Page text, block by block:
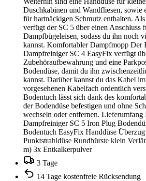
Duschkabinen und Wandfliesen, sowie
für hartnäckigen Schmutz enthalten. Als
verfügt der SC 5 über einen Anschluss
Dampfbügeleisen, sodass du ihn noch
kannst. Komfortabler Dampfmopp Der
Dampfreiniger SC 4 EasyFix verfügt
Zubehöraufbewahrung und eine
Bodendüse, damit du ihn
kannst. Darüber kannst du das Kabel
vorgesehenen Kabelfach ordentlich
Bodentuch lässt sich dank des
der Bodendüse befestigen und ohne
wechseln oder entfernen. Lieferumfang
Dampfreiniger SC 5 Iron Plug
Bodentuch EasyFix Handdüse
Punktstrahldüse Rundbürste klein
m) 3x Entkalkerpulver
3 Tage
14 Tage kostenfreie Rücksendung